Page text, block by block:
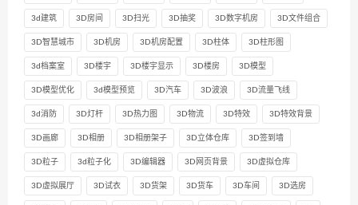
3d建筑 3D房间 3D扫光 3D抽奖 3D数字机房 3D文件组合
3D智慧城市 3D机房 3D机房配置 3D柱体 3D柱形图
3d档案室 3D楼宇 3D楼宇显示 3D楼房 3D模型
3D模型优化 3d模型预览 3D汽车 3D波浪 3D流量飞线
3d消防 3D灯杆 3D热力图 3D物流 3D特效 3D特效背景
3D画廊 3D相册 3D相册架子 3D立体仓库 3D签到墙
3D粒子 3d粒子化 3D编辑器 3D网页背景 3D虚拟仓库
3D虚拟展厅 3D试衣 3D货架 3D货车 3D车间 3D选房